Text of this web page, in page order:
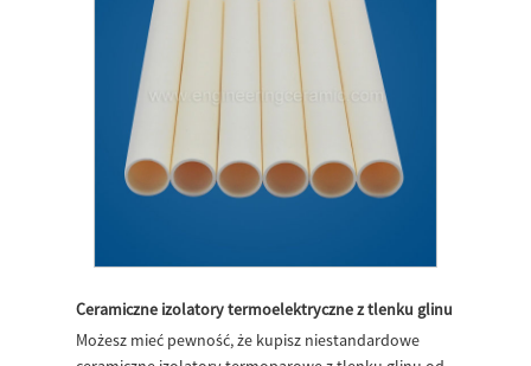
Ceramiczne izolatory termoelektryczne z tlenku glinu
Możesz mieć pewność, że kupisz niestandardowe